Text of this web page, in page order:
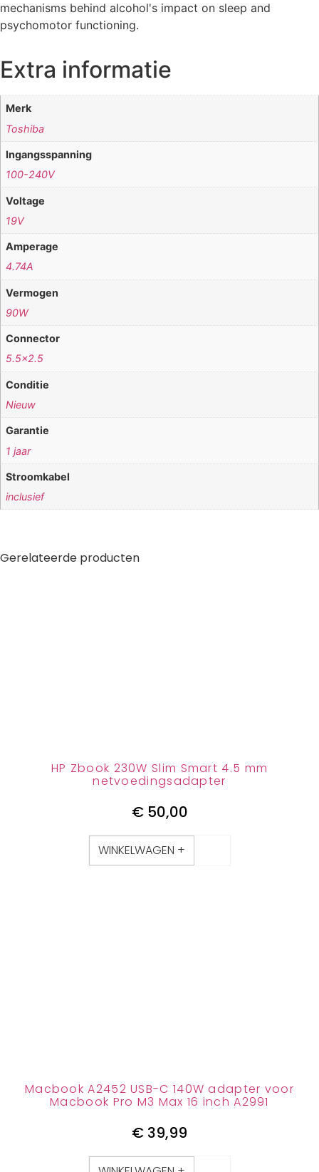
mechanisms behind alcohol's impact on sleep and
psychomotor functioning.
Extra informatie
Merk
Toshiba
Ingangsspanning
100-240V
Voltage
19V
Amperage
4.74A
Vermogen
90W
Connector
5.5×2.5
Conditie
Nieuw
Garantie
1 jaar
Stroomkabel
inclusief
Gerelateerde producten
HP Zbook 230W Slim Smart 4.5 mm
netvoedingsadapter
€50,00
WINKELWAGEN +
Macbook A2452 USB-C 140W adapter voor
Macbook Pro M3 Max 16 inch A2991
€ 39,99